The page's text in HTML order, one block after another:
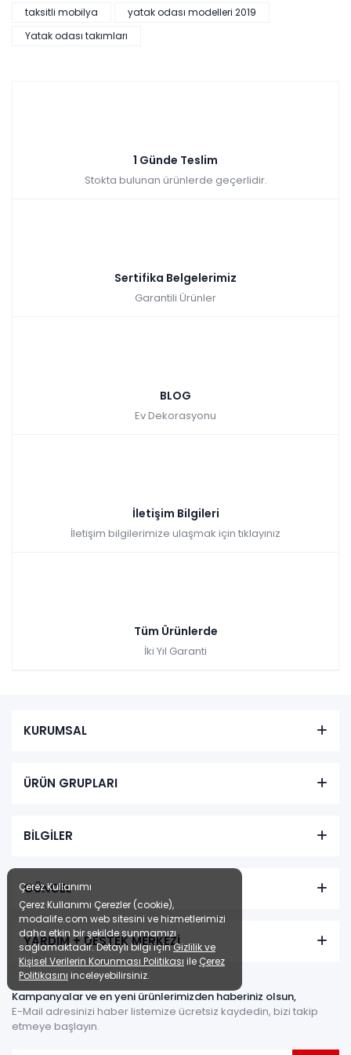
ulaşabilirsin.
taksitli mobilya
yatak odası modelleri 2019
Yatak odası takımları
1 Günde Teslim
Stokta bulunan ürünlerde geçerlidir.
Sertifika Belgelerimiz
Garantili Ürünler
BLOG
Ev Dekorasyonu
İletişim Bilgileri
İletişim bilgilerimize ulaşmak için tıklayınız
Tüm Ürünlerde
İki Yıl Garanti
KURUMSAL
ÜRÜN GRUPLARI
BİLGİLER
GÜNCEL
YARDIM + DESTEK MERKEZİ
Kampanyalar ve en yeni ürünlerimizden haberiniz olsun,
E-Mail adresinizi haber listemize ücretsiz kaydedin, bizi takip
etmeye başlayın.
Çerez Kullanımı
Çerez Kullanımı Çerezler (cookie),
modalife.com web sitesini ve hizmetlerimizi
daha etkin bir şekilde sunmamızı
sağlamaktadır. Detaylı bilgi içinGizlilik ve
Kişisel Verilerin Korunması Politikası ile Çerez
Politikasını inceleyebilirsiniz.